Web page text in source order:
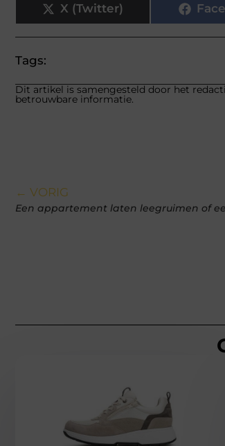
X (Twitter)
Tags:
Dit artikel is samengesteld door het
betrouwbare informatie.
← VORIG
Een appartement laten leegruimen of